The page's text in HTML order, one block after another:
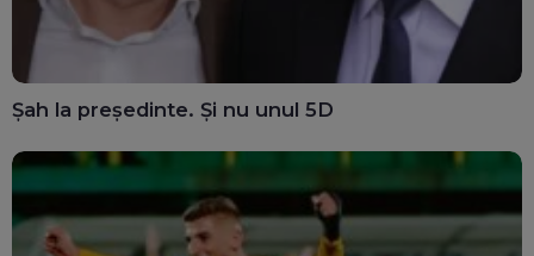
Șah la președinte. Și nu unul 5D